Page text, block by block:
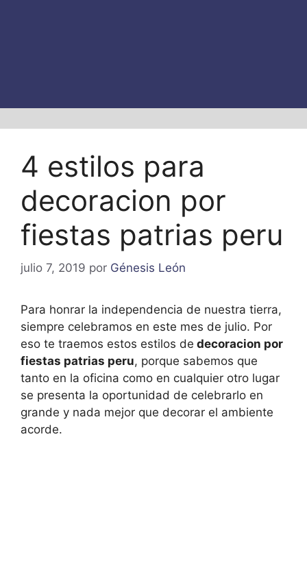
4 estilos para
decoracion por
fiestas patrias peru
julio 7, 2019 por Génesis León
Para honrar la independencia de nuestra tierra,
siempre celebramos en este mes de julio. Por
eso te traemos estos estilos de decoracion por
fiestas patrias peru, porque sabemos que
tanto en la oficina como en cualquier otro lugar
se presenta la oportunidad de celebrarlo en
grande y nada mejor que decorar el ambiente
acorde.